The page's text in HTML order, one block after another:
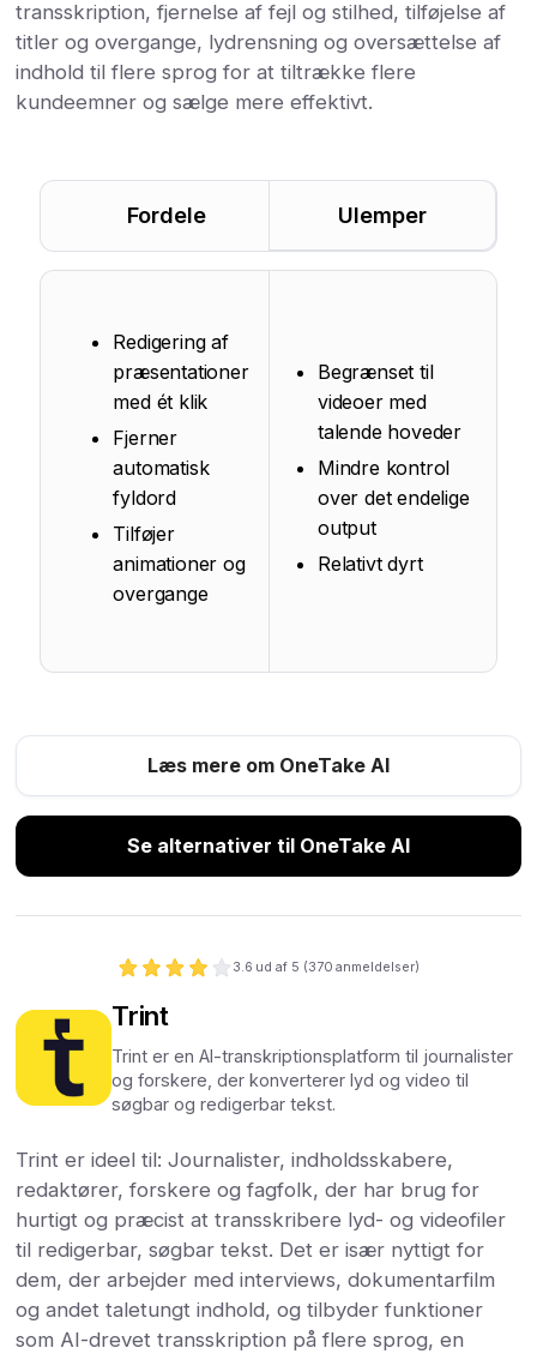
transskription, fjernelse af fejl og stilhed, tilføjelse af
titler og overgange, lydrensning og oversættelse af
indhold til flere sprog for at tiltrække flere
kundeemner og sælge mere effektivt.
Fordele Ulemper
Redigering af
præsentationer
med ét klik
Fjerner
automatisk
fyldord
Tilføjer
animationer og
overgange
Begrænset til
videoer med
talende hoveder
Mindre kontrol
over det endelige
output
Relativt dyrt
Læs mere om OneTake AI
Se alternativer til OneTake AI
3.6 ud af 5 (370 anmeldelser)
Trint
Trint er en AI-transkriptionsplatform til journalister
og forskere, der konverterer lyd og video til
søgbar og redigerbar tekst.
Trint er ideel til: Journalister, indholdsskabere,
redaktører, forskere og fagfolk, der har brug for
hurtigt og præcist at transskribere lyd- og videofiler
til redigerbar, søgbar tekst. Det er især nyttigt for
dem, der arbejder med interviews, dokumentarfilm
og andet taletungt indhold, og tilbyder funktioner
som AI-drevet transskription på flere sprog, en